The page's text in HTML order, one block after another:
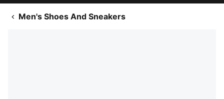
PUMA.com
Men's Shoes And Sneakers